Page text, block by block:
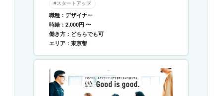
#スタートアップ
職種：デザイナー
時給：2,000円 〜
働き方：どちらでも可
エリア：東京都